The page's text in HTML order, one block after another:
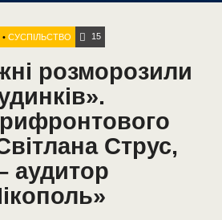
•СУСПІЛЬСТВО 15
розморозили
Струс,
аудитор